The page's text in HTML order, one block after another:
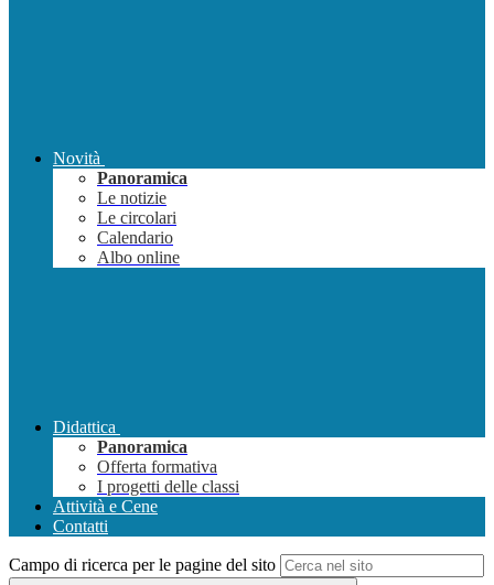
Novità
Panoramica
Le notizie
Le circolari
Calendario
Albo online
Didattica
Panoramica
Offerta formativa
I progetti delle classi
Attività e Cene
Contatti
Campo di ricerca per le pagine del sito